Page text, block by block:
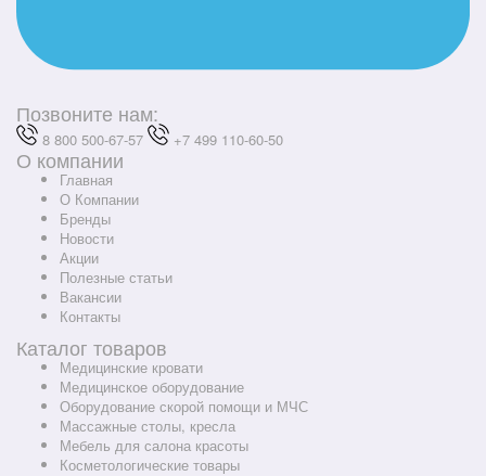
Позвоните нам:
8 800 500-67-57 +7 499 110-60-50
О компании
Главная
О Компании
Бренды
Новости
Акции
Полезные статьи
Вакансии
Контакты
Каталог товаров
Медицинские кровати
Медицинское оборудование
Оборудование скорой помощи и МЧС
Массажные столы, кресла
Мебель для салона красоты
Косметологические товары